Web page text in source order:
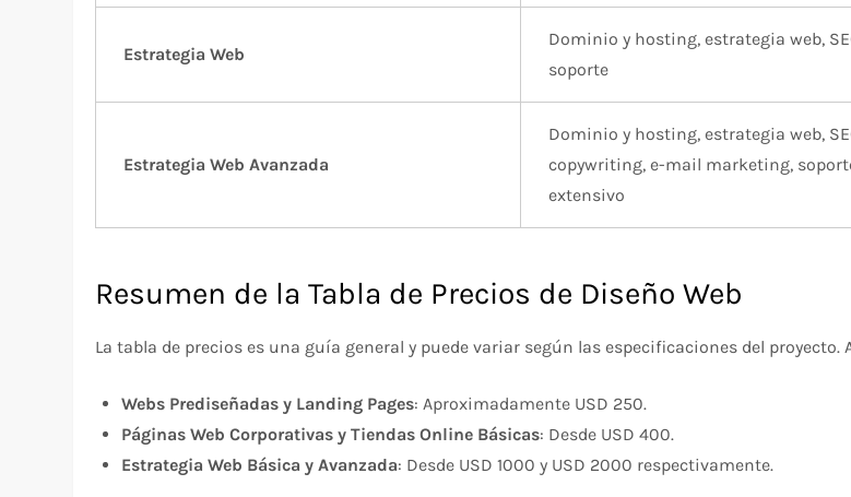
Estrategia Web
Dominio y hosting, estrategia web,
soporte
Estrategia Web Avanzada
Dominio y hosting, estrategia web,
copywriting, e-mail marketing,
extensivo
Resumen de la Tabla de Precios de Diseño Web
La tabla de precios es una guía general y puede variar según las especificaciones del
Webs Prediseñadas y Landing Pages: Aproximadamente USD 250.
Páginas Web Corporativas y Tiendas Online Básicas: Desde USD 400.
Estrategia Web Básica y Avanzada: Desde USD 1000 y USD 2000 respectivamente.